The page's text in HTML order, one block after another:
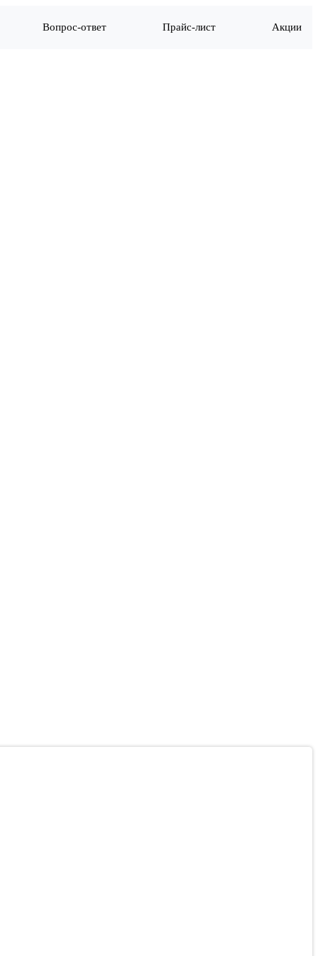
Вопрос-ответ Прайс-лист Акции